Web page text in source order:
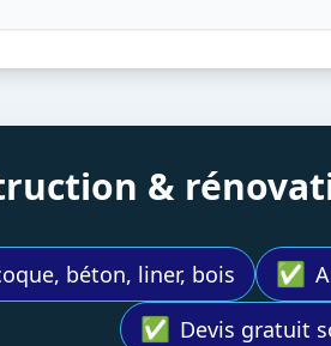
&
béton, liner, bois ✅
✅ Devis gratuit